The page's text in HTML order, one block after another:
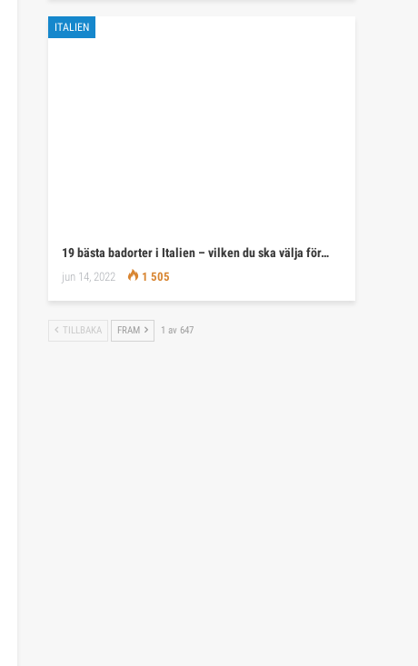
ITALIEN
19 bästa badorter i Italien – vilken du ska välja för…
jun 14, 2022 1 505
TILLBAKA FRAM 1 av 647